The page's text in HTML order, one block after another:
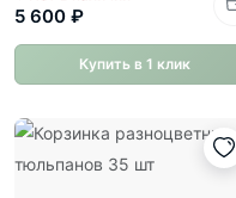
5 600 ₽
Купить в 1 клик